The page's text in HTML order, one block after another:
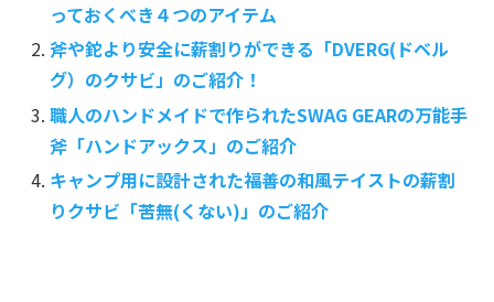
っておくべき４つのアイテム
斧や鉈より安全に薪割りができる「DVERG(ドベル
グ）のクサビ」のご紹介！
職人のハンドメイドで作られたSWAG GEARの万能手
斧「ハンドアックス」のご紹介
キャンプ用に設計された福善の和風テイストの薪割
りクサビ「苦無(くない)」のご紹介